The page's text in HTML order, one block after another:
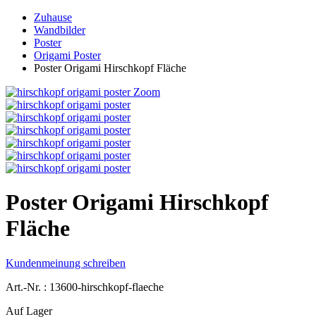
Zuhause
Wandbilder
Poster
Origami Poster
Poster Origami Hirschkopf Fläche
Zoom
Poster Origami Hirschkopf
Fläche
Kundenmeinung schreiben
Art.-Nr. : 13600-hirschkopf-flaeche
Auf Lager